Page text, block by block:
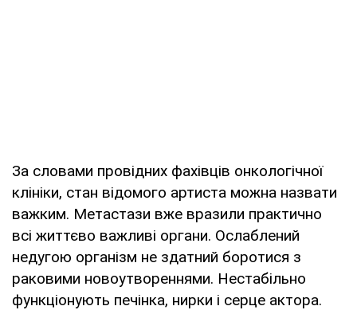
За словами провідних фахівців онкологічної
клініки, стан відомого артиста можна назвати
важким. Метастази вже вразили практично
всі життєво важливі органи. Ослаблений
недугою організм не здатний боротися з
раковими новоутвореннями. Нестабільно
функціонують печінка, нирки і серце актора.